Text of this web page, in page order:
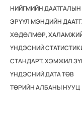
НИЙГМИЙН
ЭРҮҮЛ МЭНДИЙН
ХӨДӨЛМӨР,
ҮНДЭСНИЙ
СТАНДАРТ, ХЭМЖИЛ
ҮНДЭСНИЙ ДАТА ТӨВ
ТӨРИЙН АЛБАНЫ НУУЦ